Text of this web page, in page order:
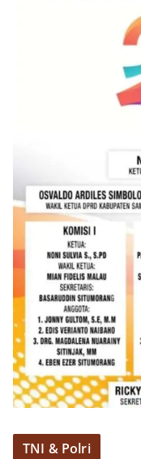
kolektif
keamanan,
lingkungan,
momentum
Republik
oleh
Sunggal
situasi
sekaligus
warga
Percepat
Dinas
Kecamatan
TNI & Polri